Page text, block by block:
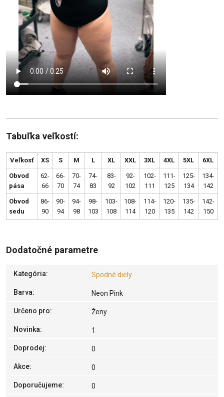
Tabuľka veľkostí:
Veľkosť XS S M L XL XXL 3XL 4XL 5XL 6XL
Obvod
pása
62-
66
66-
70
70-
74
74-
83
83-
92
92-
102
102-
111
111-
125
125-
134
134-
142
Obvod
sedu
86-
90
90-
94
94-
98
98-
103
103-
108
108-
114
114-
120
120-
135
135-
142
142-
150
Dodatočné parametre
Kategória: Spodné diely
Barva: Neon Pink
Určeno pro: Ženy
Novinka: 1
Doprodej: 0
Akce: 0
Doporučujeme: 0